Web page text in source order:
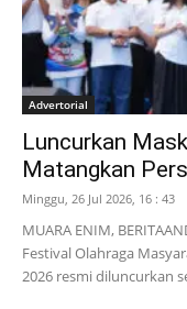
Advertorial
Luncurkan
Matangkan
Minggu, 26 Jul 2026, 16 : 43
MUARA ENIM,
Festival Olahraga
2026 resmi diluncurkan